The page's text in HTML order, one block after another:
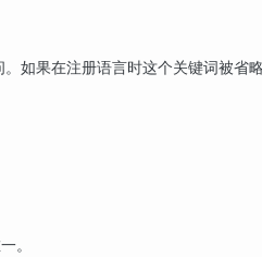
如果在注册语言时这个关键词被省
。